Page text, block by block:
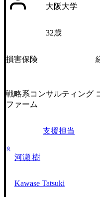
大阪大学
32歳
損害保険
戦略系コンサルティング
ファーム
支援担当
河瀬 樹
Kawase Tatsuki